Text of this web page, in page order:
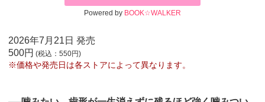
Powered by BOOK☆WALKER
2026年7月21日 発売
500円 (税込：550円)
※価格や発売日は各ストアによって異なります。